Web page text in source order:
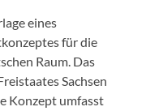
eines
für die
Raum. Das
Sachsen
Konzept umfasst